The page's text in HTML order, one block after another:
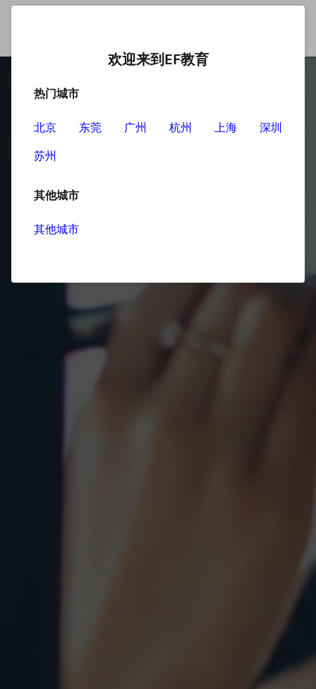
欢迎来到EF教育
热门城市
北京 东莞 广州 杭州 上海
深圳
苏州
其他城市
其他城市